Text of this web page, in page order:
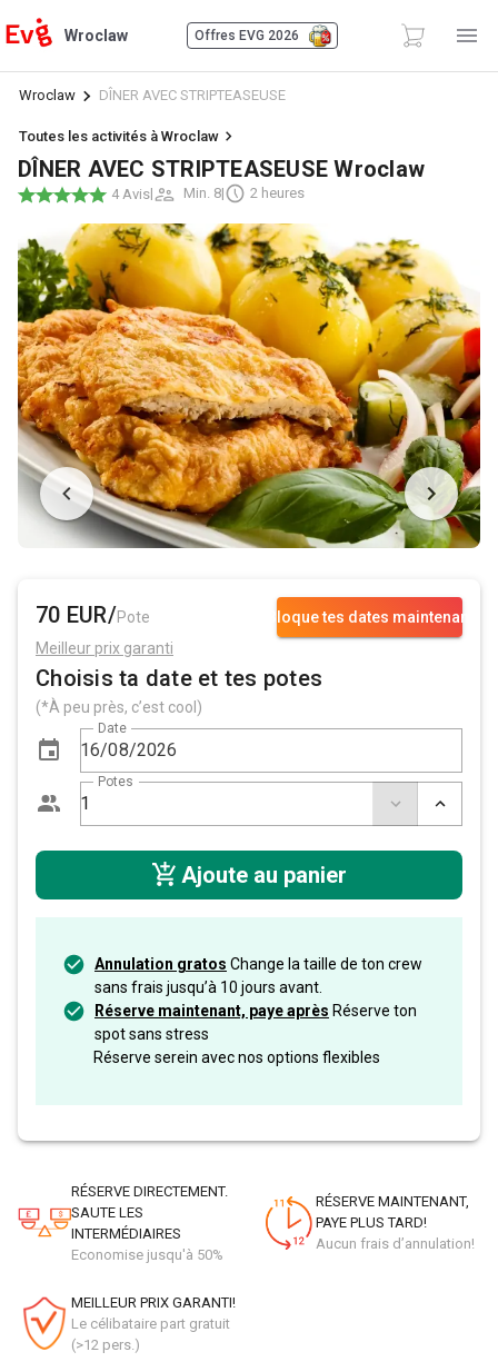
Wroclaw Offres EVG 2026
Wroclaw DÎNER AVEC STRIPTEASEUSE
Toutes les activités à Wroclaw
DÎNER AVEC STRIPTEASEUSE Wroclaw
4 Avis| Min. 8| 2 heures
Bloque tes dates maintenant
70 EUR/Pote
Meilleur prix garanti
Choisis ta date et tes potes
(*À peu près, c’est cool)
Date
Potes
Ajoute au panier
Annulation gratos Change la taille de ton crew
sans frais jusqu’à 10 jours avant.
Réserve maintenant, paye après Réserve ton
spot sans stress
Réserve serein avec nos options flexibles
RÉSERVE DIRECTEMENT.
SAUTE LES
INTERMÉDIAIRES
Economise jusqu'à 50%
RÉSERVE MAINTENANT,
PAYE PLUS TARD!
Aucun frais d’annulation!
MEILLEUR PRIX GARANTI!
Le célibataire part gratuit
(>12 pers.)